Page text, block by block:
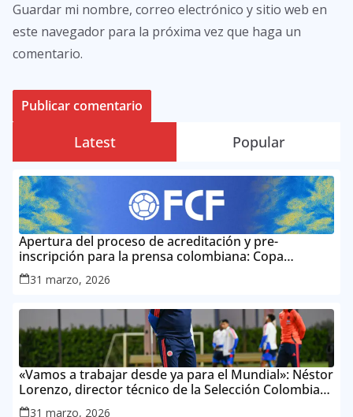
Guardar mi nombre, correo electrónico y sitio web en
este navegador para la próxima vez que haga un
comentario.
Latest Popular
Apertura del proceso de acreditación y pre-
inscripción para la prensa colombiana: Copa
Mundial de la FIFA 2026 ™
31 marzo, 2026
«Vamos a trabajar desde ya para el Mundial»: Néstor
Lorenzo, director técnico de la Selección Colombia
Masculina de Mayores
31 marzo, 2026